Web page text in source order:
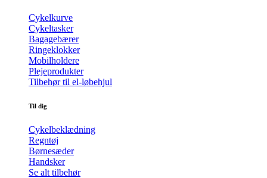
Cykelkurve
Cykeltasker
Bagagebærer
Ringeklokker
Mobilholdere
Plejeprodukter
Tilbehør til el-løbehjul
Til dig
Cykelbeklædning
Regntøj
Børnesæder
Handsker
Se alt tilbehør